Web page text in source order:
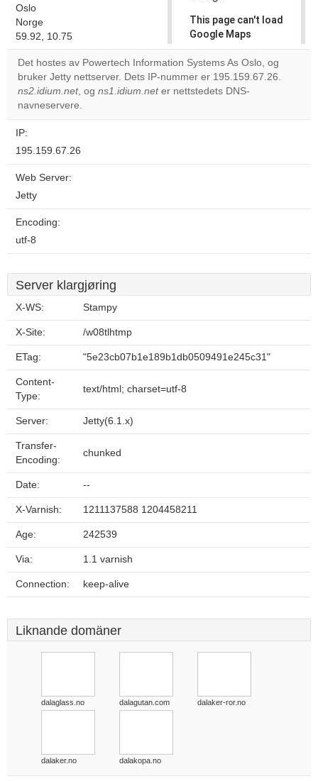
Oslo
Norge
59.92, 10.75
This page can't load
Google Maps
correctly.
Do you
own this
Det hostes av Powertech Information Systems As Oslo, og
bruker Jetty nettserver. Dets IP-nummer er 195.159.67.26.
ns2.idium.net, og ns1.idium.neter nettstedets DNS-
navneservere.
IP:
195.159.67.26
Web Server:
Jetty
Encoding:
utf-8
Server klargjøring
X-WS: Stampy
X-Site: /w08tlhtmp
ETag: "5e23cb07b1e189b1db0509491e245c31"
Content-
Type:
text/html; charset=utf-8
Server: Jetty(6.1.x)
Transfer-
Encoding:
chunked
Date: --
X-Varnish: 1211137588 1204458211
Age: 242539
Via: 1.1 varnish
Connection: keep-alive
Liknande domäner
dalaglass.no dalagutan.com dalaker-ror.no
dalaker.no dalakopa.no